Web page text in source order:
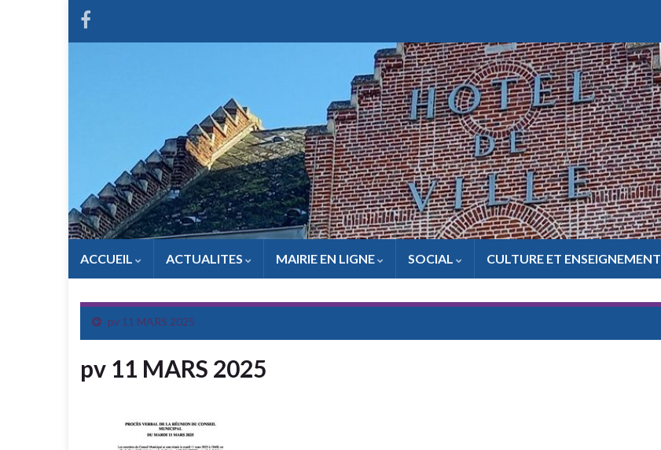
ACCUEIL ACTUALITES MAIRIE EN LIGNE SOCIAL CULTURE ET ENSEIGNEMENT
pv 11 MARS 2025
pv 11 MARS 2025